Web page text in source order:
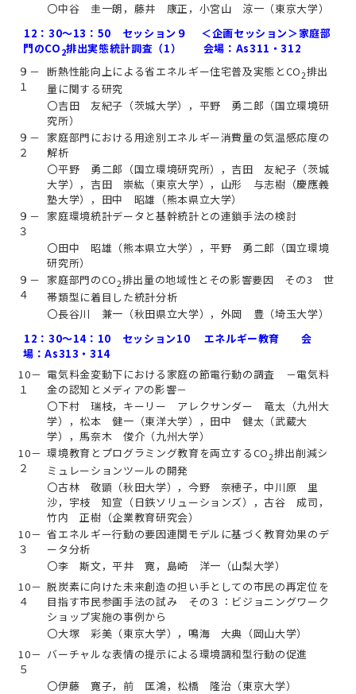
〇中谷 圭一朗，藤井 康正，小宮山 涼一（東京大学）
12：30～13：50 セッション９ ＜企画セッション＞家庭部
門のCO2排出実態統計調査（1） 会場：As311・312
９－
１
断熱性能向上による省エネルギー住宅普及実態とCO2排出
量に関する研究
〇吉田 友紀子（茨城大学），平野 勇二郎（国立環境研
究所）
９－
２
家庭部門における用途別エネルギー消費量の気温感応度の
解析
〇平野 勇二郎（国立環境研究所），吉田 友紀子（茨城
大学），吉田 崇紘（東京大学），山形 与志樹（慶應義
塾大学），田中 昭雄（熊本県立大学）
９－
３
家庭環境統計データと基幹統計との連鎖手法の検討
〇田中 昭雄（熊本県立大学），平野 勇二郎（国立環境
研究所）
９－
４
家庭部門のCO2排出量の地域性とその影響要因 その3 世
帯類型に着目した統計分析
〇長谷川 兼一（秋田県立大学），外岡 豊（埼玉大学）
12：30～14：10 セッション10 エネルギー教育 会
場：As313・314
10－
１
電気料金変動下における家庭の節電行動の調査 －電気料
金の認知とメディアの影響－
〇下村 瑞枝，キーリー アレクサンダー 竜太（九州大
学），松本 健一（東洋大学），田中 健太（武蔵大
学），馬奈木 俊介（九州大学）
10－
２
環境教育とプログラミング教育を両立するCO2排出削減シ
ミュレーションツールの開発
〇古林 敬顕（秋田大学），今野 奈穂子，中川原 里
沙，宇枝 知宣（日鉄ソリューションズ），古谷 成司，
竹内 正樹（企業教育研究会）
10－
３
省エネルギー行動の要因連関モデルに基づく教育効果のデ
ータ分析
〇李 斯文，平井 寛，島崎 洋一（山梨大学）
10－
４
脱炭素に向けた未来創造の担い手としての市民の再定位を
目指す市民参画手法の試み その３：ビジョニングワーク
ショップ実施の事例から
〇大塚 彩美（東京大学），鳴海 大典（岡山大学）
10－
５
バーチャルな表情の提示による環境調和型行動の促進
〇伊藤 寛子，前 匡鴻，松橋 隆治（東京大学）